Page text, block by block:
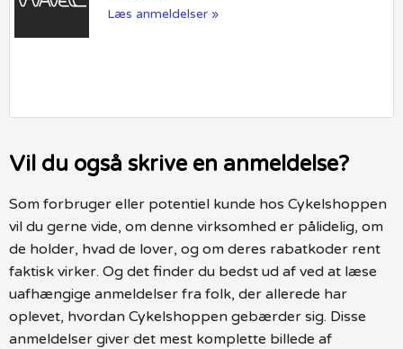
Læs anmeldelser »
Vil du også skrive en anmeldelse?
Som forbruger eller potentiel kunde hos Cykelshoppen
vil du gerne vide, om denne virksomhed er pålidelig, om
de holder, hvad de lover, og om deres rabatkoder rent
faktisk virker. Og det finder du bedst ud af ved at læse
uafhængige anmeldelser fra folk, der allerede har
oplevet, hvordan Cykelshoppen gebærder sig. Disse
anmeldelser giver det mest komplette billede af